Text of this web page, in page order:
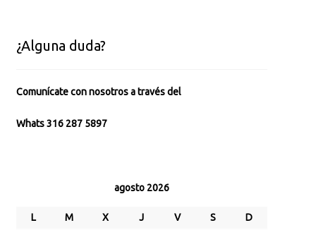
¿Alguna duda?
Comunícate con nosotros a través del
Whats 316 287 5897
agosto 2026
L M X J V S
D